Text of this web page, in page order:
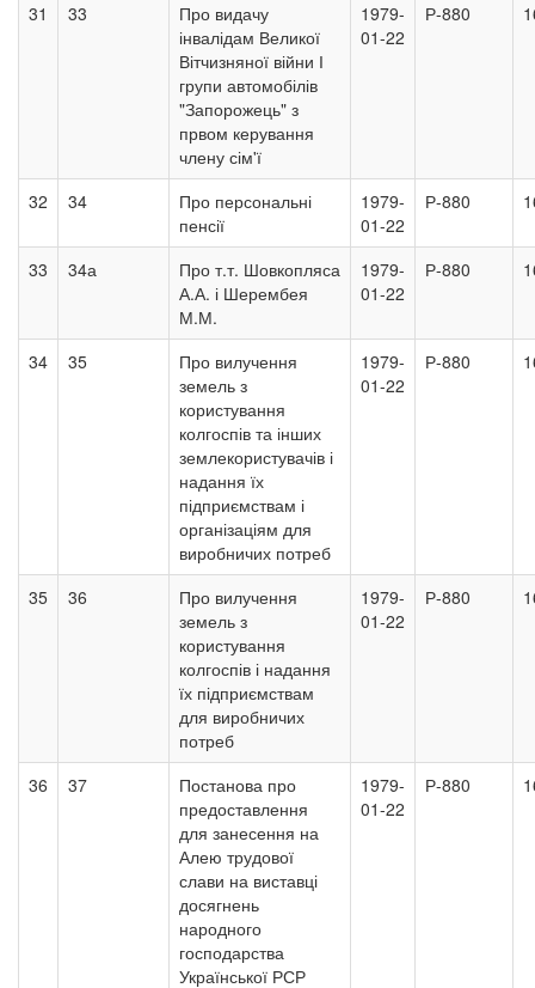
31 33
Про видачу
інвалідам Великої
Вітчизняної війни І
групи автомобілів
"Запорожець" з
првом керування
члену сім'ї
1979-
01-22
Р-880
32 34
Про персональні
пенсії
1979-
01-22
Р-880
33 34а
Про т.т. Шовкопляса
А.А. і Шерембея
М.М.
1979-
01-22
Р-880
34 35
Про вилучення
земель з
користування
колгоспів та інших
землекористувачів і
надання їх
підприємствам і
організаціям для
виробничих потреб
1979-
01-22
Р-880
35 36
Про вилучення
земель з
користування
колгоспів і надання
їх підприємствам
для виробничих
потреб
1979-
01-22
Р-880
36 37
Постанова про
предоставлення
для занесення на
Алею трудової
слави на виставці
досягнень
народного
господарства
Української РСР
1979-
01-22
Р-880